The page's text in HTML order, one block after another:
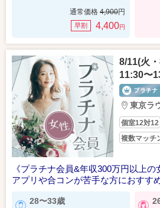
通常価格 4,900円
早割 4,400円
8/11(火
11:30〜
東京ラ
個室12対12
複数マッチ
《プラチナ会員&年収300万円以上の
アプリや合コンが苦手な方におすす
28〜33歳